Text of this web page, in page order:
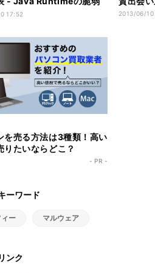
17:52 2013/06/10
を売る方法は3種類！高い
りたいならどこ？
- PR -
ーワード
ー マルウェア
ンク